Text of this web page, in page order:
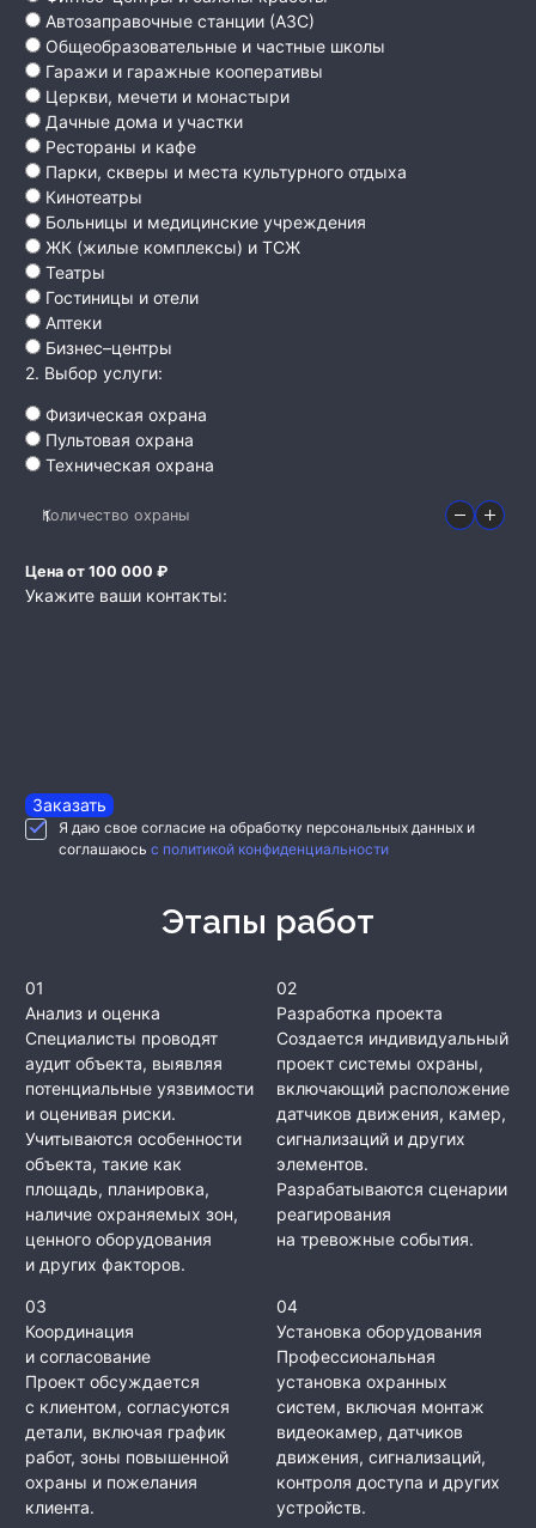
Автозаправочные станции (АЗС)
Общеобразовательные и частные школы
Гаражи и гаражные кооперативы
Церкви, мечети и монастыри
Дачные дома и участки
Рестораны и кафе
Парки, скверы и места культурного отдыха
Кинотеатры
Больницы и медицинские учреждения
ЖК (жилые комплексы) и ТСЖ
Театры
Гостиницы и отели
Аптеки
Бизнес–центры
2. Выбор услуги:
Физическая охрана
Пультовая охрана
Техническая охрана
Количество охраны
Цена от 100 000 ₽
Укажите ваши контакты:
Заказать
Я даю свое согласие на обработку персональных данных и
соглашаюсь с политикой конфиденциальности
Этапы работ
01
Анализ и оценка
Специалисты проводят
аудит объекта, выявляя
потенциальные уязвимости
и оценивая риски.
Учитываются особенности
объекта, такие как
площадь, планировка,
наличие охраняемых зон,
ценного оборудования
и других факторов.
02
Разработка проекта
Создается индивидуальный
проект системы охраны,
включающий расположение
датчиков движения, камер,
сигнализаций и других
элементов.
Разрабатываются сценарии
реагирования
на тревожные события.
03
Координация
и согласование
Проект обсуждается
с клиентом, согласуются
детали, включая график
работ, зоны повышенной
охраны и пожелания
клиента.
04
Установка оборудования
Профессиональная
установка охранных
систем, включая монтаж
видеокамер, датчиков
движения, сигнализаций,
контроля доступа и других
устройств.